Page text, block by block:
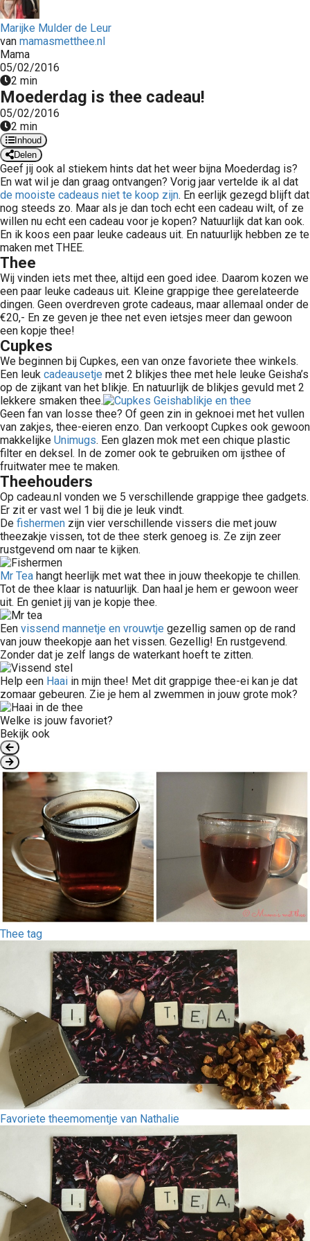
Marijke Mulder de Leur
van mamasmetthee.nl
Mama
05/02/2016
2 min
Moederdag is thee cadeau!
05/02/2016
2 min
Inhoud
Delen
Geef jij ook al stiekem hints dat het weer bijna Moederdag is?
En wat wil je dan graag ontvangen? Vorig jaar vertelde ik al dat
de mooiste cadeaus niet te koop zijn. En eerlijk gezegd blijft dat
nog steeds zo. Maar als je dan toch echt een cadeau wilt, of ze
willen nu echt een cadeau voor je kopen? Natuurlijk dat kan ook.
En ik koos een paar leuke cadeaus uit. En natuurlijk hebben ze te
maken met THEE.
Thee
Wij vinden iets met thee, altijd een goed idee. Daarom kozen we
een paar leuke cadeaus uit. Kleine grappige thee gerelateerde
dingen. Geen overdreven grote cadeaus, maar allemaal onder de
€20,- En ze geven je thee net even ietsjes meer dan gewoon
een kopje thee!
Cupkes
We beginnen bij Cupkes, een van onze favoriete thee winkels.
Een leuk cadeausetje met 2 blikjes thee met hele leuke Geisha’s
op de zijkant van het blikje. En natuurlijk de blikjes gevuld met 2
lekkere smaken thee.
Geen fan van losse thee? Of geen zin in geknoei met het vullen
van zakjes, thee-eieren enzo. Dan verkoopt Cupkes ook gewoon
makkelijke Unimugs. Een glazen mok met een chique plastic
filter en deksel. In de zomer ook te gebruiken om ijsthee of
fruitwater mee te maken.
Theehouders
Op cadeau.nl vonden we 5 verschillende grappige thee gadgets.
Er zit er vast wel 1 bij die je leuk vindt.
De fishermen zijn vier verschillende vissers die met jouw
theezakje vissen, tot de thee sterk genoeg is. Ze zijn zeer
rustgevend om naar te kijken.
Mr Tea hangt heerlijk met wat thee in jouw theekopje te chillen.
Tot de thee klaar is natuurlijk. Dan haal je hem er gewoon weer
uit. En geniet jij van je kopje thee.
Een vissend mannetje en vrouwtje gezellig samen op de rand
van jouw theekopje aan het vissen. Gezellig! En rustgevend.
Zonder dat je zelf langs de waterkant hoeft te zitten.
Help een Haai in mijn thee! Met dit grappige thee-ei kan je dat
zomaar gebeuren. Zie je hem al zwemmen in jouw grote mok?
Welke is jouw favoriet?
Bekijk ook
Thee tag
Favoriete theemomentje van Nathalie
de
Hierdoor
website-
van